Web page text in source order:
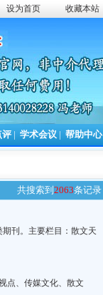
设为首页 收藏本站
评 学术会议 帮助中心
共搜索到 2063条记录
刊。主要栏目：散文天
点、传媒文化、散文